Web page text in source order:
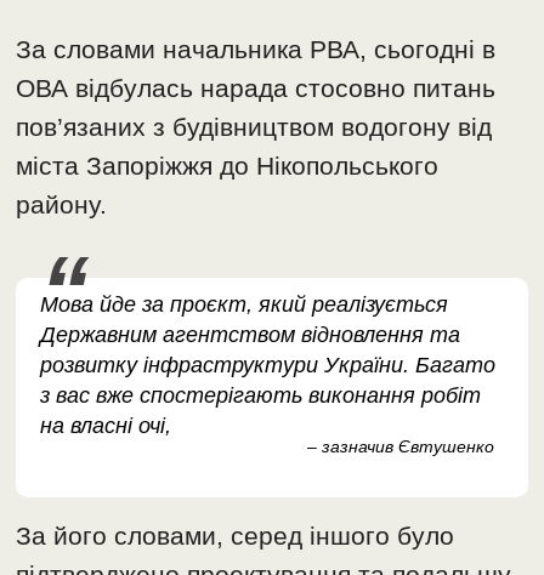
За словами начальника РВА, сьогодні в
ОВА відбулась нарада стосовно питань
пов’язаних з будівництвом водогону від
міста Запоріжжя до Нікопольського
району.
Мова йде за проєкт, який реалізується
Державним агентством відновлення та
розвитку інфраструктури України. Багато
з вас вже спостерігають виконання робіт
на власні очі,
– зазначив Євтушенко
За його словами, серед іншого було